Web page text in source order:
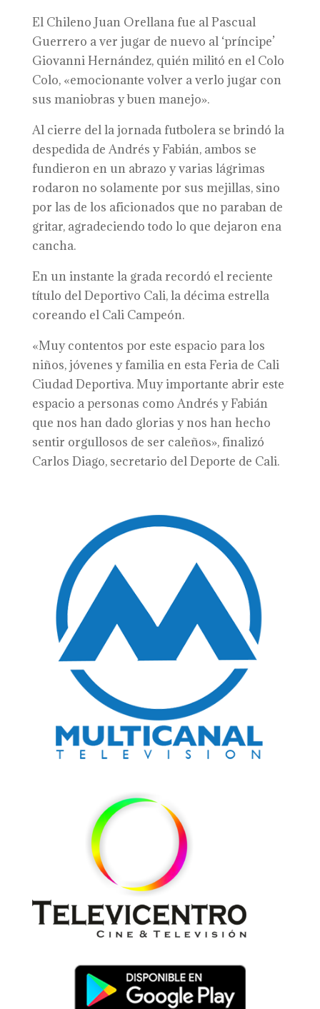
El Chileno Juan Orellana fue al Pascual
Guerrero a ver jugar de nuevo al ‘príncipe’
Giovanni Hernández, quién militó en el Colo
Colo, «emocionante volver a verlo jugar con
sus maniobras y buen manejo».
Al cierre del la jornada futbolera se brindó la
despedida de Andrés y Fabián, ambos se
fundieron en un abrazo y varias lágrimas
rodaron no solamente por sus mejillas, sino
por las de los aficionados que no paraban de
gritar, agradeciendo todo lo que dejaron ena
cancha.
En un instante la grada recordó el reciente
título del Deportivo Cali, la décima estrella
coreando el Cali Campeón.
«Muy contentos por este espacio para los
niños, jóvenes y familia en esta Feria de Cali
Ciudad Deportiva. Muy importante abrir este
espacio a personas como Andrés y Fabián
que nos han dado glorias y nos han hecho
sentir orgullosos de ser caleños», finalizó
Carlos Diago, secretario del Deporte de Cali.